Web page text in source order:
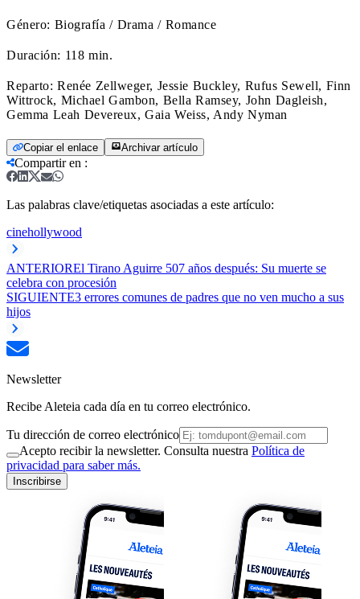
Género: Biografía / Drama / Romance
Duración: 118 min.
Reparto: Renée Zellweger, Jessie Buckley, Rufus Sewell, Finn
Wittrock, Michael Gambon, Bella Ramsey, John Dagleish,
Gemma Leah Devereux, Gaia Weiss, Andy Nyman
Copiar el enlace Archivar artículo
Compartir en :
Las palabras clave/etiquetas asociadas a este artículo:
cinehollywood
ANTERIOREl Tirano Aguirre 507 años después: Su muerte se
celebra con procesión
SIGUIENTE3 errores comunes de padres que no ven mucho a sus
hijos
Newsletter
Recibe Aleteia cada día en tu correo electrónico.
Tu dirección de correo electrónico
Acepto recibir la newsletter. Consulta nuestra Política de
privacidad para saber más.
Inscribirse